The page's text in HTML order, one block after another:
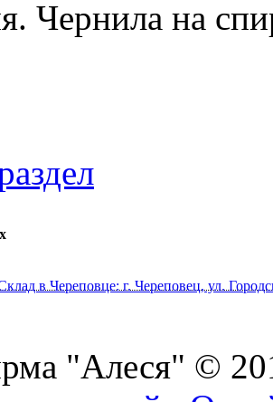
Чернила на
в Череповце: г. Череповец, ул.
"Алеся" ©